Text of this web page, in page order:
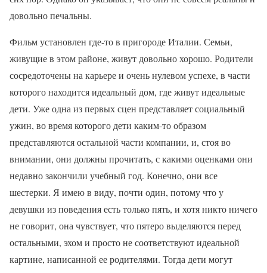
довольно печальны.
Фильм установлен где-то в пригороде Италии. Семьи,
живущие в этом районе, живут довольно хорошо. Родители
сосредоточены на карьере и очень нулевом успехе, в части
которого находится идеальный дом, где живут идеальные
дети. Уже одна из первых сцен представляет социальный
ужин, во время которого дети каким-то образом
представляются остальной части компании, и, стоя во
внимании, они должны прочитать, с какими оценками они
недавно закончили учебный год. Конечно, они все
шестерки. Я имею в виду, почти один, потому что у
девушки из поведения есть только пять, и хотя никто ничего
не говорит, она чувствует, что пятеро выделяются перед
остальными, эхом и просто не соответствуют идеальной
картине, написанной ее родителями. Тогда дети могут